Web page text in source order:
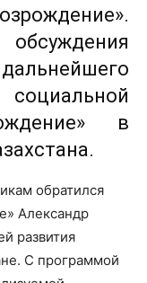
социальной
в
обратился
Александр
развития
С программой